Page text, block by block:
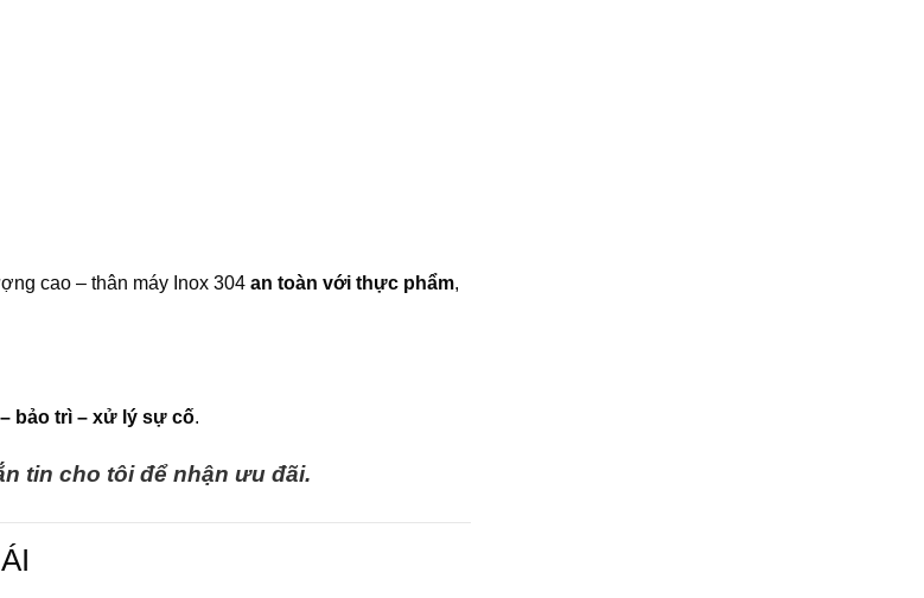
cao – thân máy Inox 304 an toàn với thực phẩm,
bảo trì – xử lý sự cố.
tin cho tôi để nhận ưu đãi.